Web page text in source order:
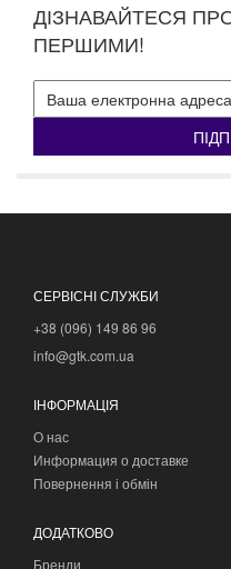
ДІЗНАВАЙТЕСЯ
ПЕРШИМИ!
СЕРВІСНІ СЛУЖБИ
+38 (096) 149 86 96
info@gtk.com.ua
ІНФОРМАЦІЯ
О нас
Информация о доставке
Повернення і обмін
ДОДАТКОВО
Бренди